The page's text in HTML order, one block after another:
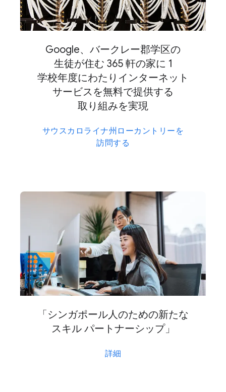
Google、​バークレー郡学区の​
生徒が​住む 365 軒の​家に 1
学校年度に​わたりインターネット
サービスを​無料で​提供する​
取り組みを​実現
サウスカロライナ州ローカントリーを​
訪問する
「シンガポール人の​ための​新たな​
スキル パートナーシップ」
詳細